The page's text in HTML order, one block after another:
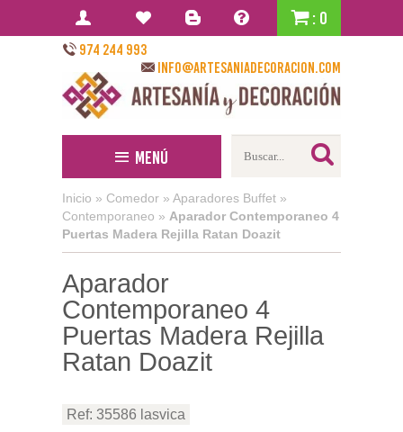
: 0
974 244 993
info@artesaniadecoracion.com
Menú
Inicio » Comedor » Aparadores Buffet »
Contemporaneo » Aparador Contemporaneo 4
Puertas Madera Rejilla Ratan Doazit
Aparador
Contemporaneo 4
Puertas Madera Rejilla
Ratan Doazit
Ref: 35586 lasvica